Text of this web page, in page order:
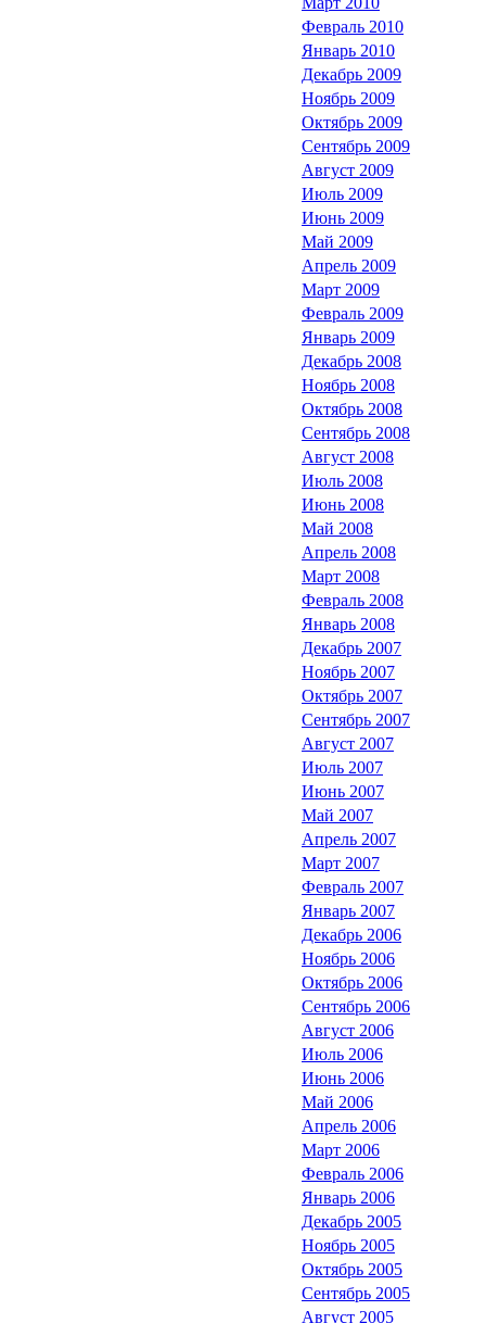
Февраль 2010
Январь 2010
Декабрь 2009
Ноябрь 2009
Октябрь 2009
Сентябрь 2009
Август 2009
Июль 2009
Июнь 2009
Май 2009
Апрель 2009
Март 2009
Февраль 2009
Январь 2009
Декабрь 2008
Ноябрь 2008
Октябрь 2008
Сентябрь 2008
Август 2008
Июль 2008
Июнь 2008
Май 2008
Апрель 2008
Март 2008
Февраль 2008
Январь 2008
Декабрь 2007
Ноябрь 2007
Октябрь 2007
Сентябрь 2007
Август 2007
Июль 2007
Июнь 2007
Май 2007
Апрель 2007
Март 2007
Февраль 2007
Январь 2007
Декабрь 2006
Ноябрь 2006
Октябрь 2006
Сентябрь 2006
Август 2006
Июль 2006
Июнь 2006
Май 2006
Апрель 2006
Март 2006
Февраль 2006
Январь 2006
Декабрь 2005
Ноябрь 2005
Октябрь 2005
Сентябрь 2005
Август 2005